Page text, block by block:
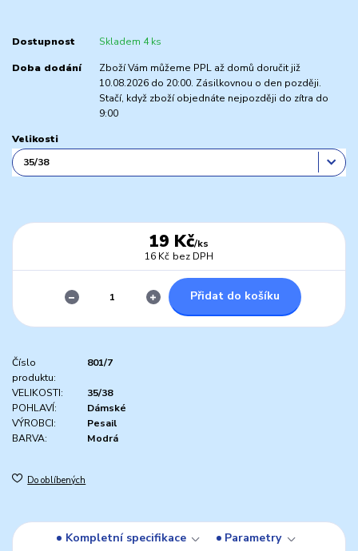
Dostupnost Skladem 4 ks
Doba dodání
Zboží Vám můžeme PPL až domů doručit již
10.08.2026 do 20:00. Zásilkovnou o den později.
Stačí, když zboží objednáte nejpozději do zítra do
9:00
Velikosti
19 Kč/ks
16 Kč bez DPH
Přidat do košíku
Číslo
produktu:
801/7
VELIKOSTI:
35/38
POHLAVÍ:
Dámské
VÝROBCI:
Pesail
BARVA:
Modrá
Do oblíbených
Kompletní specifikace
Parametry